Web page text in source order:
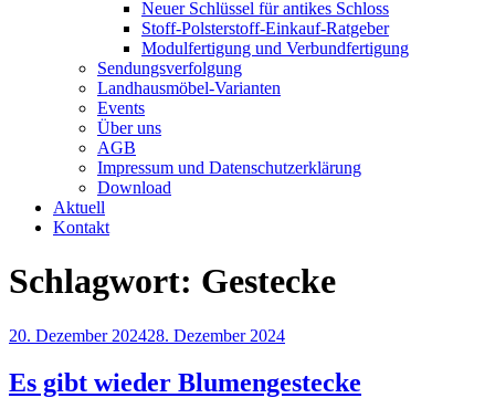
Neuer Schlüssel für antikes Schloss
Stoff-Polsterstoff-Einkauf-Ratgeber
Modulfertigung und Verbundfertigung
Sendungsverfolgung
Landhausmöbel-Varianten
Events
Über uns
AGB
Impressum und Datenschutzerklärung
Download
Aktuell
Kontakt
Schlagwort: Gestecke
Veröffentlicht
20. Dezember 202428. Dezember 2024
Es gibt wieder Blumengestecke